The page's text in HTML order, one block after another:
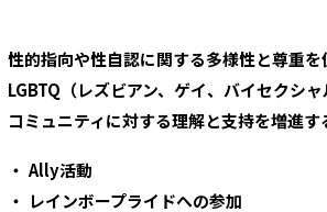
性的指向や性自認に関する多様性と尊重を
LGBTQ（レズビアン、ゲイ、バイセクシ
コミュニティに対する理解と支持を増進
Ally活動
レインボープライドへの参加